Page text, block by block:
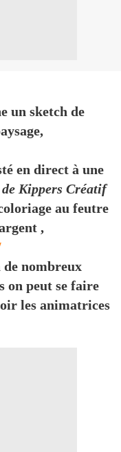
un sketch de
en direct à une
Kippers Créatif
au feutre
,
nombreux
on peut se faire
les animatrices